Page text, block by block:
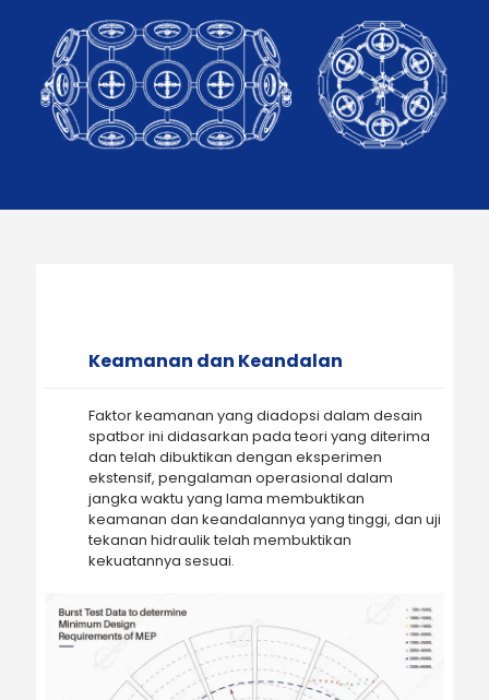
Keamanan dan Keandalan
Faktor keamanan yang diadopsi dalam desain
spatbor ini didasarkan pada teori yang diterima
dan telah dibuktikan dengan eksperimen
ekstensif, pengalaman operasional dalam
jangka waktu yang lama membuktikan
keamanan dan keandalannya yang tinggi, dan uji
tekanan hidraulik telah membuktikan
kekuatannya sesuai.